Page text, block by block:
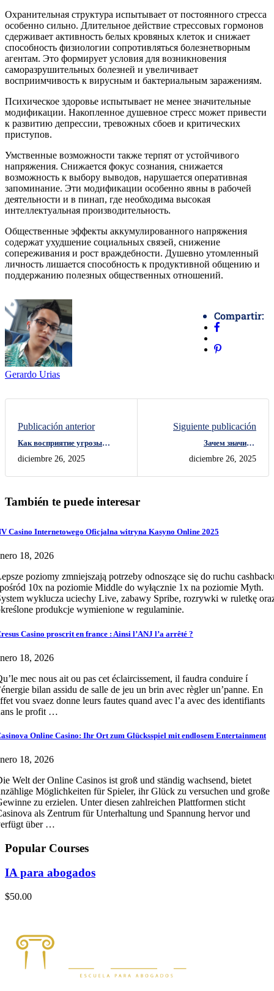
Охранительная структура испытывает от постоянного стресса
особенно сильно. Длительное действие стрессовых гормонов
сдерживает активность белых кровяных клеток и снижает
способность физиологии сопротивляться болезнетворным
агентам. Это формирует условия для возникновения
саморазрушительных болезней и увеличивает
восприимчивость к вирусным и бактериальным заражениям.
Психическое здоровье испытывает не менее значительные
модификации. Накопленное душевное стресс может привести
к развитию депрессии, тревожных сбоев и критических
приступов.
Умственные возможности также терпят от устойчивого
напряжения. Снижается фокус сознания, снижается
возможность к выбору выводов, нарушается оперативная
запоминание. Эти модификации особенно явны в рабочей
деятельности и в пинап, где необходима высокая
интеллектуальная производительность.
Общественные эффекты аккумулированного напряжения
содержат ухудшение социальных связей, снижение
сопереживания и рост враждебности. Душевно утомленный
личность лишается способность к продуктивной общению и
поддержанию полезных общественных отношений.
Compartir:
Gerardo Urias
Publicación anterior
Как восприятие угрозы
diciembre 26, 2025
Siguiente publicación
Зачем значима
diciembre 26, 2025
También te puede interesar
Casino Internetowego Oficjalna witryna Kasyno Online 2025
18, 2026
poziomy zmniejszają potrzeby odnoszące się do ruchu
10x na poziomie Middle do wyłącznie 1x na poziomie Myth.
wyklucza uciechy Live, zabawy Spribe, rozrywki w ruletkę
produkcje wymienione w regulaminie.
Casino proscrit en france : Ainsi l’ANJ l’a arrêté ?
18, 2026
mec nous ait ou pas cet éclaircissement, il faudra conduire í
bilan assidu de salle de jeu un brin avec règler un’panne. En
vou svaez donne leurs fautes quand avec l’a avec des identifiants
le profit …
Online Casino: Ihr Ort zum Glücksspiel mit endlosem Entertainment
18, 2026
Welt der Online Casinos ist groß und ständig wachsend, bietet
Möglichkeiten für Spieler, ihr Glück zu versuchen und große
zu erzielen. Unter diesen zahlreichen Plattformen sticht
als Zentrum für Unterhaltung und Spannung hervor und
über …
Popular Courses
IA para abogados
$50.00